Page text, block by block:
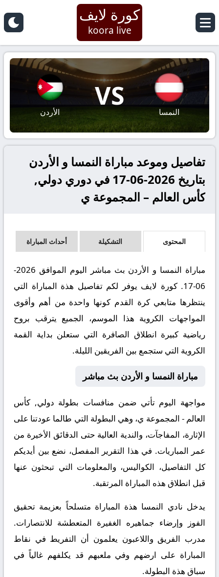
كورة لايف
koora live
النمسا
VS
الأردن
تفاصيل وموعد مباراة النمسا و الأردن
بتاريخ 2026-06-17 في دوري دولي,
كأس العالم – المجموعة ي
المحتوى التشكيلة أحداث المباراة
مباراة النمسا و الأردن بث مباشر اليوم الموافق 2026-
06-17. كورة لايف يوفر لكم تفاصيل هذة المباراة التي
ينتظرها متابعي كرة القدم كونها واحدة من أهم وأقوى
المواجهات الكروية هذا الموسم، الجميع يترقب بروح
رياضية كبيرة انطلاق الصافرة التي ستعلن بداية القمة
الكروية التي ستجمع بين الفريقين الليلة.
مباراة النمسا و الأردن بث مباشر
مواجهة اليوم تأتي ضمن منافسات بطولة دولي, كأس
العالم - المجموعة ي، وهي البطولة التي طالما عودتنا على
الإثارة، المفاجآت، والندية العالية حتى الدقائق الأخيرة من
عمر المباريات. في هذا التقرير المفصل، نضع بين أيديكم
كل التفاصيل، الكواليس، والمعلومات التي تبحثون عنها
قبل انطلاق هذه المباراة المرتقبة.
يدخل نادي النمسا هذة المباراة متسلحاً بعزيمة تحقيق
الفوز وإرضاء جماهيره الغفيرة المتعطشة للانتصارات.
مدرب الفريق واللاعبون يعلمون أن التفريط في نقاط
المباراة على ارضهم وفي ملعبهم قد يكلفهم غالياً في
سباق هذة البطولة.